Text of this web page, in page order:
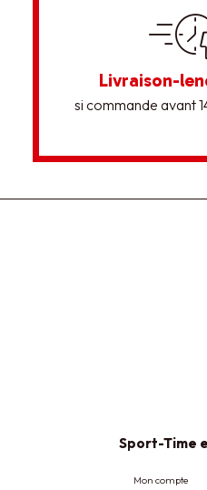
Livraison-
si commande avant
Sport-Time
Mon compte